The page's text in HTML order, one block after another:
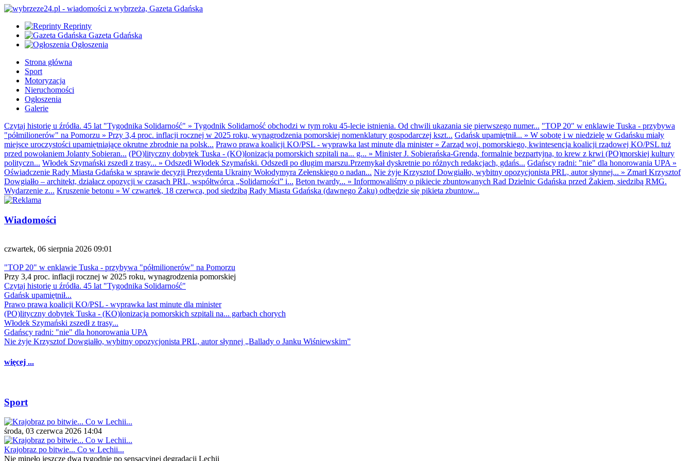
Reprinty
Gazeta Gdańska
Ogłoszenia
Strona główna
Sport
Motoryzacja
Nieruchomości
Ogłoszenia
Galerie
Czytaj historię u źródła. 45 lat "Tygodnika Solidarność" » Tygodnik Solidarność obchodzi w tym roku 45-lecie istnienia. Od chwili ukazania się pierwszego numer... "TOP 20" w enklawie Tuska - przybywa
"półmilionerów" na Pomorzu » Przy 3,4 proc. inflacji rocznej w 2025 roku, wynagrodzenia pomorskiej nomenklatury gospodarczej kszt... Gdańsk upamiętnił... » W sobotę i w niedzielę w Gdańsku miały
miejsce uroczystości upamiętniające okrutne zbrodnie na polsk... Prawo prawa koalicji KO/PSL - wyprawka last minute dla minister» Zarząd woj. pomorskiego, kwintesencja koalicji rządowej KO/PSL tuż
przed powołaniem Jolanty Sobieran... (PO)lityczny dobytek Tuska - (KO)lonizacja pomorskich szpitali na... g... » Minister J. Sobierańska-Grenda, formalnie bezpartyjna, to krew z krwi (PO)morskiej kultury
polityczn... Włodek Szymański zszedł z trasy... » Odszedł Włodek Szymański. Odszedł po długim marszu.Przemykał dyskretnie po różnych redakcjach, gdańs... Gdańscy radni: "nie" dla honorowania UPA »
Oświadczenie Rady Miasta Gdańska w sprawie decyzji Prezydenta Ukrainy Wołodymyra Zełenskiego o nadan... Nie żyje Krzysztof Dowgiałło, wybitny opozycjonista PRL, autor słynnej... » Zmarł Krzysztof
Dowgiałło – architekt, działacz opozycji w czasach PRL, współtwórca „Solidarności” i... Beton twardy... » Informowaliśmy o pikiecie zbuntowanych Rad Dzielnic Gdańska przed Żakiem, siedzibą RMG.
Wydarzenie z... Kruszenie betonu » W czwartek, 18 czerwca, pod siedzibą Rady Miasta Gdańska (dawnego Żaku) odbędzie się pikieta zbuntow...
Wiadomości
czwartek, 06 sierpnia 2026 09:01
"TOP 20" w enklawie Tuska - przybywa "półmilionerów" na Pomorzu
Przy 3,4 proc. inflacji rocznej w 2025 roku, wynagrodzenia pomorskiej
Czytaj historię u źródła. 45 lat "Tygodnika Solidarność"
Gdańsk upamiętnił...
Prawo prawa koalicji KO/PSL - wyprawka last minute dla minister
(PO)lityczny dobytek Tuska - (KO)lonizacja pomorskich szpitali na... garbach chorych
Włodek Szymański zszedł z trasy...
Gdańscy radni: "nie" dla honorowania UPA
Nie żyje Krzysztof Dowgiałło, wybitny opozycjonista PRL, autor słynnej „Ballady o Janku Wiśniewskim”
więcej ...
Sport
środa, 03 czerwca 2026 14:04
Krajobraz po bitwie... Co w Lechii...
Nie minęło jeszcze dwa tygodnie po sensacyjnej degradacji Lechii